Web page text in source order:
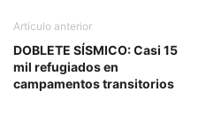
Artículo anterior
DOBLETE SÍSMICO: Casi 15
mil refugiados en
campamentos transitorios